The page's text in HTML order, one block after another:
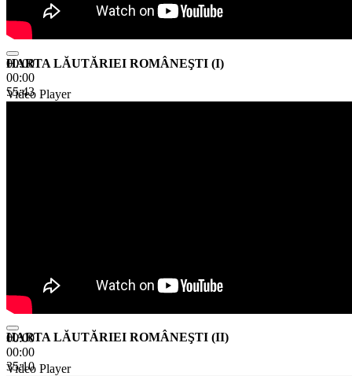
00:00
00:00
55:43
HARTA LĂUTĂRIEI ROMÂNEŞTI (I)
Video Player
00:00
00:00
35:10
HARTA LĂUTĂRIEI ROMÂNEŞTI (II)
Video Player